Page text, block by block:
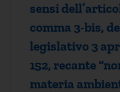
sensi
comma 3-bis,
legislativo 3
152, recante
materia